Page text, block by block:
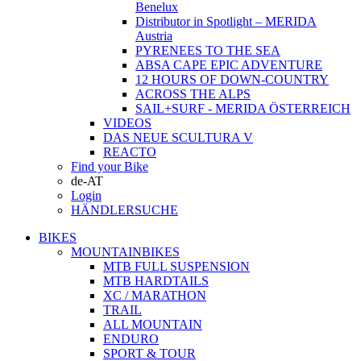
Benelux
Distributor in Spotlight – MERIDA
Austria
PYRENEES TO THE SEA
ABSA CAPE EPIC ADVENTURE
12 HOURS OF DOWN-COUNTRY
ACROSS THE ALPS
SAIL+SURF - MERIDA ÖSTERREICH
VIDEOS
DAS NEUE SCULTURA V
REACTO
Find your Bike
de-AT
Login
HÄNDLERSUCHE
BIKES
MOUNTAINBIKES
MTB FULL SUSPENSION
MTB HARDTAILS
XC / MARATHON
TRAIL
ALL MOUNTAIN
ENDURO
SPORT & TOUR